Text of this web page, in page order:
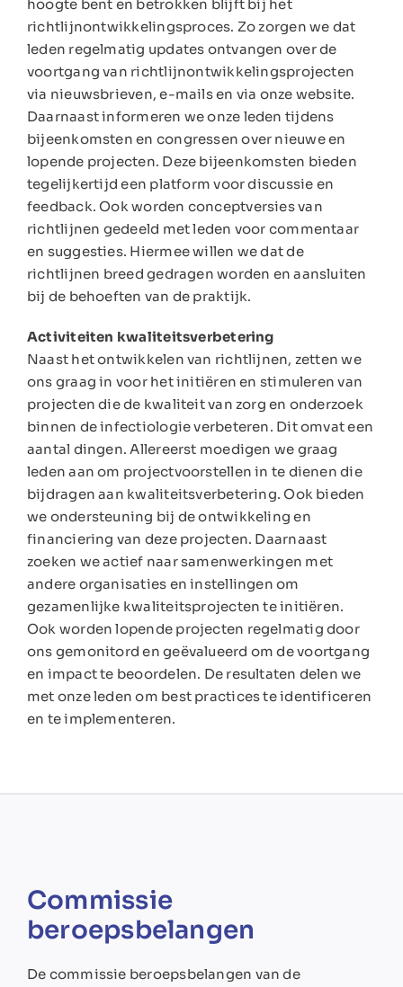
hoogte bent en betrokken blijft bij het
richtlijnontwikkelingsproces. Zo zorgen we dat
leden regelmatig updates ontvangen over de
voortgang van richtlijnontwikkelingsprojecten
via nieuwsbrieven, e-mails en via onze website.
Daarnaast informeren we onze leden tijdens
bijeenkomsten en congressen over nieuwe en
lopende projecten. Deze bijeenkomsten bieden
tegelijkertijd een platform voor discussie en
feedback. Ook worden conceptversies van
richtlijnen gedeeld met leden voor commentaar
en suggesties. Hiermee willen we dat de
richtlijnen breed gedragen worden en aansluiten
bij de behoeften van de praktijk.
Activiteiten kwaliteitsverbetering
Naast het ontwikkelen van richtlijnen, zetten we
ons graag in voor het initiëren en stimuleren van
projecten die de kwaliteit van zorg en onderzoek
binnen de infectiologie verbeteren. Dit omvat een
aantal dingen. Allereerst moedigen we graag
leden aan om projectvoorstellen in te dienen die
bijdragen aan kwaliteitsverbetering. Ook bieden
we ondersteuning bij de ontwikkeling en
financiering van deze projecten. Daarnaast
zoeken we actief naar samenwerkingen met
andere organisaties en instellingen om
gezamenlijke kwaliteitsprojecten te initiëren.
Ook worden lopende projecten regelmatig door
ons gemonitord en geëvalueerd om de voortgang
en impact te beoordelen. De resultaten delen we
met onze leden om best practices te identificeren
en te implementeren.
Commissie
beroepsbelangen
De commissie beroepsbelangen van de